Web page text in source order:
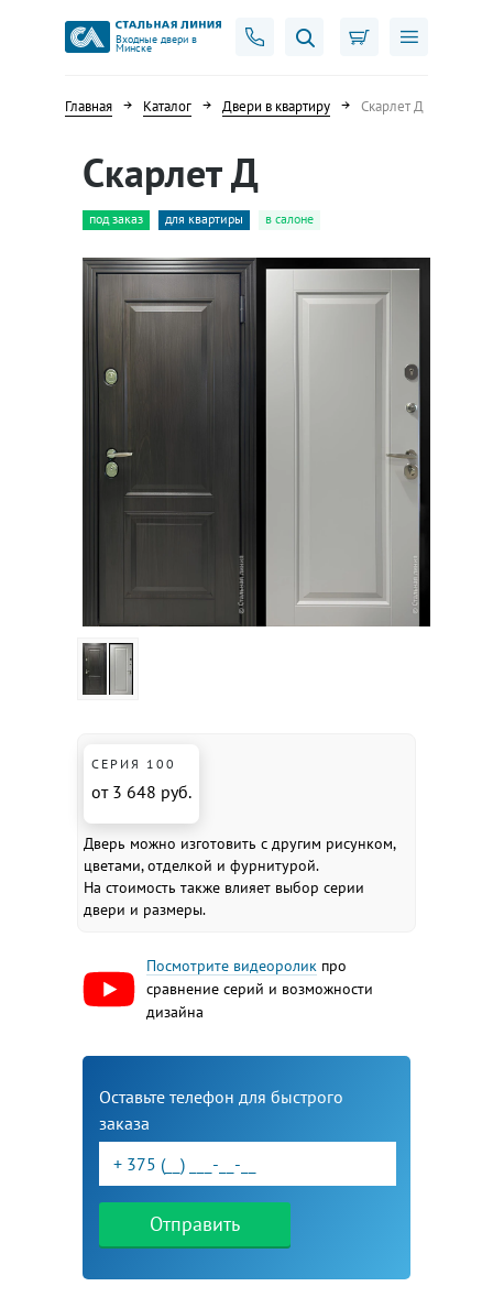
Входные двери в
Минске
Главная Каталог Двери в квартиру Скарлет Д
Скарлет Д
под заказ для квартиры в салоне
СЕРИЯ 100
от 3 648 руб.
Дверь можно изготовить с другим рисунком,
цветами, отделкой и фурнитурой.
На стоимость также влияет выбор серии
двери и размеры.
Посмотрите видеоролик про
сравнение серий и возможности
дизайна
Оставьте телефон для быстрого
заказа
Отправить